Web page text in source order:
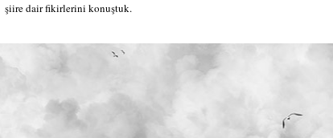
şiire dair fikirlerini konuştuk.